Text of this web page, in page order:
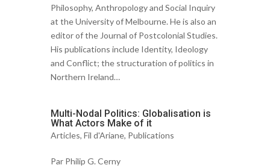
Philosophy, Anthropology and Social Inquiry
at the University of Melbourne. He is also an
editor of the Journal of Postcolonial Studies.
His publications include Identity, Ideology
and Conflict; the structuration of politics in
Northern Ireland…
Multi-Nodal Politics: Globalisation is
What Actors Make of it
Articles, Fil d'Ariane, Publications
Par Philip G. Cerny